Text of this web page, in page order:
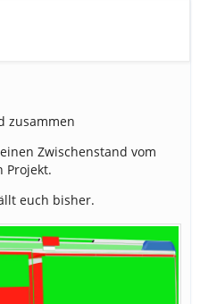
zusammen
Zwischenstand vom
Projekt.
euch bisher.